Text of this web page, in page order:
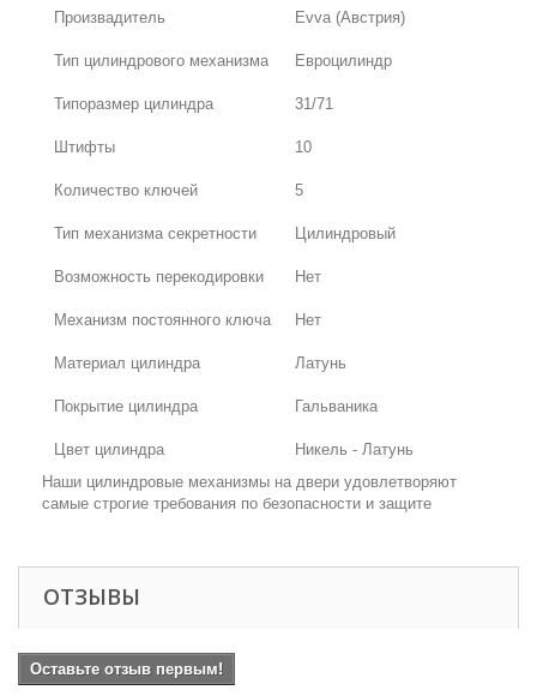
Произвадитель Evva (Австрия)
Тип цилиндрового механизма Евроцилиндр
Типоразмер цилиндра 31/71
Штифты 10
Количество ключей 5
Тип механизма секретности Цилиндровый
Возможность перекодировки Нет
Механизм постоянного ключа Нет
Материал цилиндра Латунь
Покрытие цилиндра Гальваника
Цвет цилиндра
Никель - Латунь
Наши цилиндровые механизмы на двери удовлетворяют
самые строгие требования по безопасности и защите
ОТЗЫВЫ
Оставьте отзыв первым!